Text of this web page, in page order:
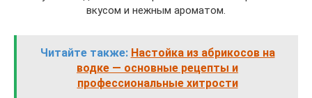
вкусом и нежным ароматом.
Читайте также: Настойка из абрикосов на
водке — основные рецепты и
профессиональные хитрости